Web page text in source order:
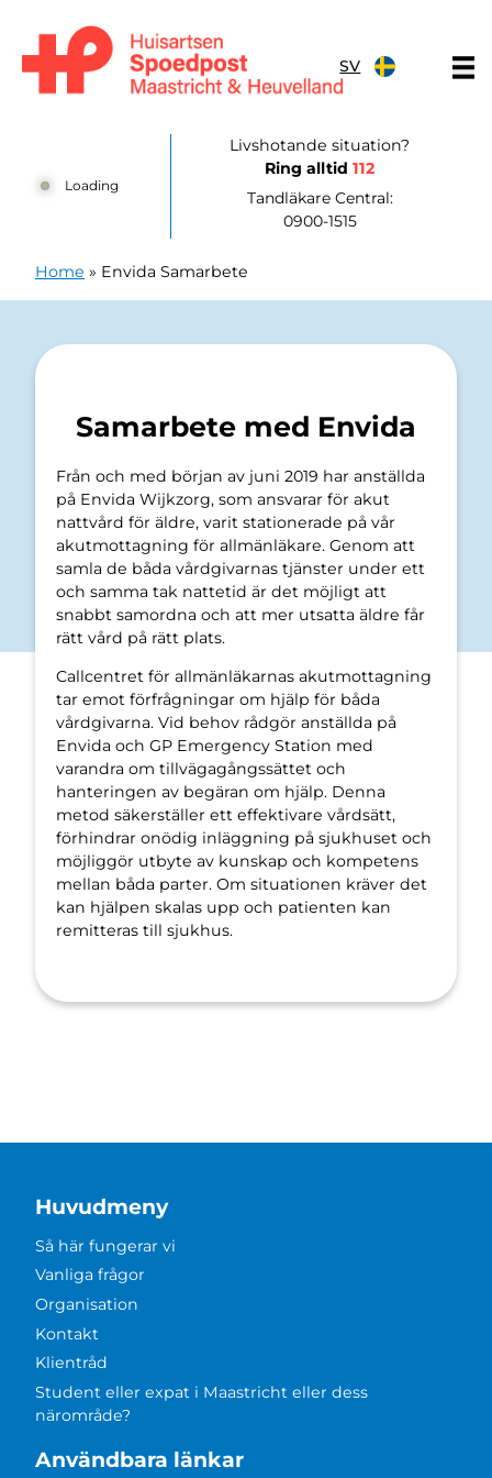
SV
Loading
Livshotande situation?
Ring alltid112
Tandläkare Central:
0900-1515
Home » Envida Samarbete
Samarbete med Envida
Från och med början av juni 2019 har anställda
på Envida Wijkzorg, som ansvarar för akut
nattvård för äldre, varit stationerade på vår
akutmottagning för allmänläkare. Genom att
samla de båda vårdgivarnas tjänster under ett
och samma tak nattetid är det möjligt att
snabbt samordna och att mer utsatta äldre får
rätt vård på rätt plats.
Callcentret för allmänläkarnas akutmottagning
tar emot förfrågningar om hjälp för båda
vårdgivarna. Vid behov rådgör anställda på
Envida och GP Emergency Station med
varandra om tillvägagångssättet och
hanteringen av begäran om hjälp. Denna
metod säkerställer ett effektivare vårdsätt,
förhindrar onödig inläggning på sjukhuset och
möjliggör utbyte av kunskap och kompetens
mellan båda parter. Om situationen kräver det
kan hjälpen skalas upp och patienten kan
remitteras till sjukhus.
Huvudmeny
Så här fungerar vi
Vanliga frågor
Organisation
Kontakt
Klientråd
Student eller expat i Maastricht eller dess
närområde?
Användbara länkar